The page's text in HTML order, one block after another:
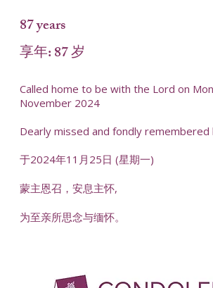
87 years
享年: 87 岁
Called home to be with the Lord on
November 2024
Dearly missed and fondly remembered
于2024年11月25日 (星期一)
蒙主恩召，安息主怀,
为至亲所思念与缅怀。